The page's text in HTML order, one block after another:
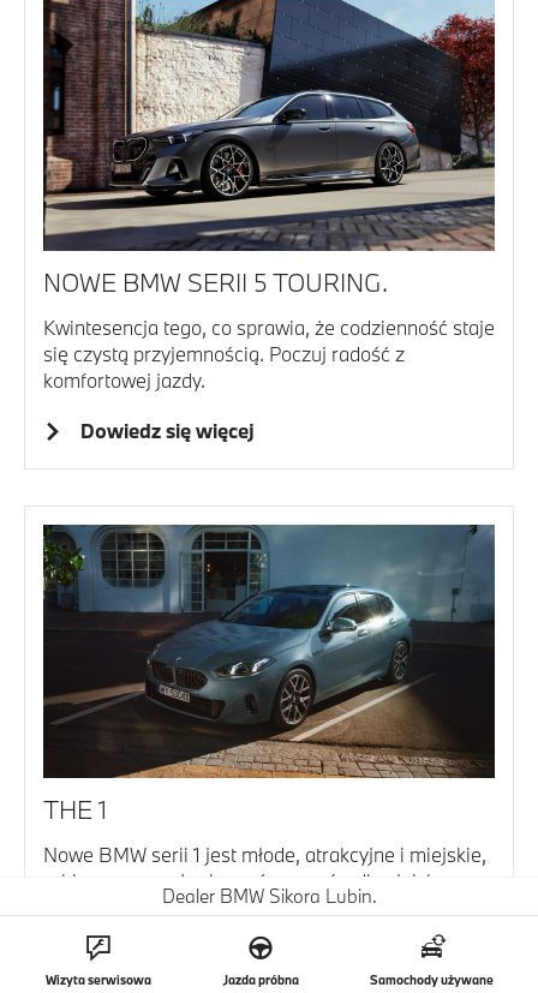
NOWE BMW SERII 5 TOURING.
Kwintesencja tego, co sprawia, że codzienność staje
się czystą przyjemnością. Poczuj radość z
komfortowej jazdy.
Dowiedz się więcej
THE 1
Nowe BMW serii 1 jest młode, atrakcyjne i miejskie,
robi mocne wrażenie zarówno w środku, jak i na
Dowiedz się więcej
Dealer BMW Sikora Lubin.
Wizyta serwisowa Jazda próbna Samochody używane